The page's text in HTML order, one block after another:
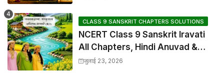
CLASS 9 SANSKRIT CHAPTERS SOLUTIONS
NCERT Class 9 Sanskrit Iravati
All Chapters, Hindi Anuvad &
Solutions Index
जुलाई 23, 2026